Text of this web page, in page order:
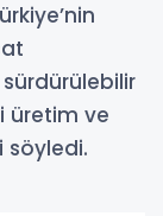
üretim ve
söyledi.